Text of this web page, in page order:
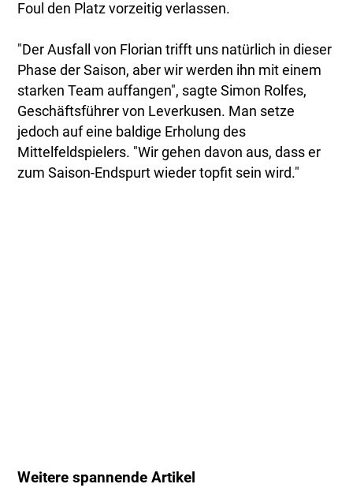
Foul den Platz vorzeitig verlassen.
"Der Ausfall von Florian trifft uns natürlich in dieser
Phase der Saison, aber wir werden ihn mit einem
starken Team auffangen", sagte Simon Rolfes,
Geschäftsführer von Leverkusen. Man setze
jedoch auf eine baldige Erholung des
Mittelfeldspielers. "Wir gehen davon aus, dass er
zum Saison-Endspurt wieder topfit sein wird."
Weitere spannende Artikel